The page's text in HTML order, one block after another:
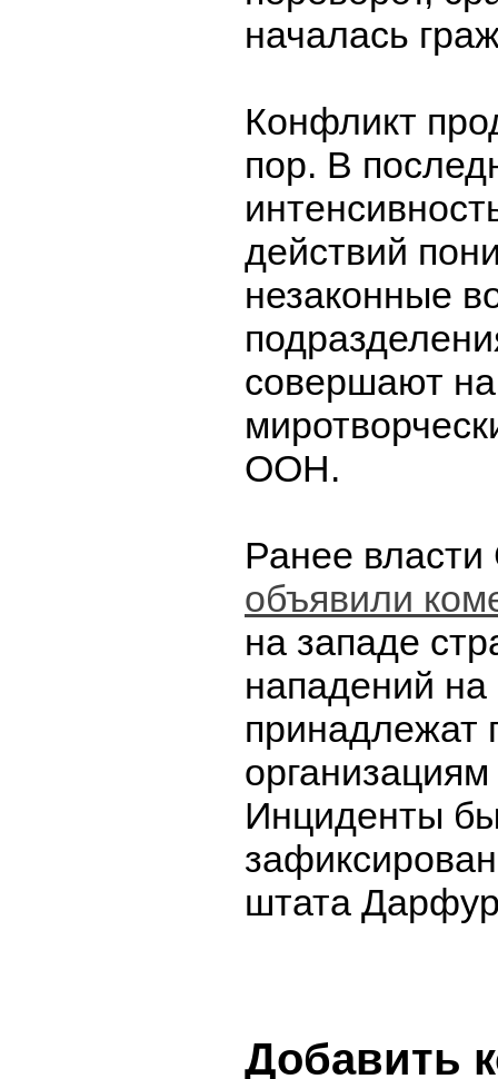
началась
Конфликт
пор. В
действий
незаконные
совершают
ООН.
Ранее
объявили
на западе
нападений
принадлежат
Инциденты
штата
Добавить